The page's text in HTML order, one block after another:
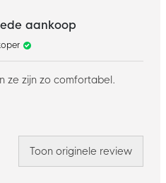
aankoop
ze zijn zo comfortabel.
Toon originele review